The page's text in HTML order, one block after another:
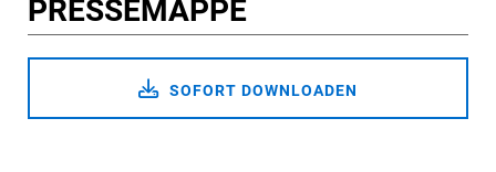
PRESSEMAPPE
SOFORT DOWNLOADEN